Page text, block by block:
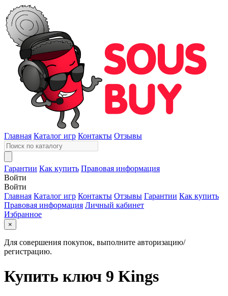
Главная Каталог игр Контакты Отзывы
Гарантии Как купить Правовая информация
Войти
Войти
Главная Каталог игр Контакты Отзывы Гарантии Как купить
Правовая информация Личный кабинет
Избранное
×
Для совершения покупок, выполните авторизацию/
регистрацию.
Купить ключ 9 Kings